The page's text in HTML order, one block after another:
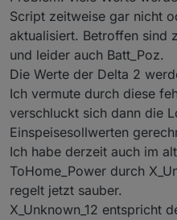
Script zeitweise gar nicht
aktualisiert. Betroffen sind
und leider auch Batt_Poz.
Die Werte der Delta 2
Ich vermute durch diese
verschluckt sich dann die
Einspeisesollwerten
Ich habe derzeit auch im
ToHome_Power durch
regelt jetzt sauber.
X_Unknown_12 entspricht